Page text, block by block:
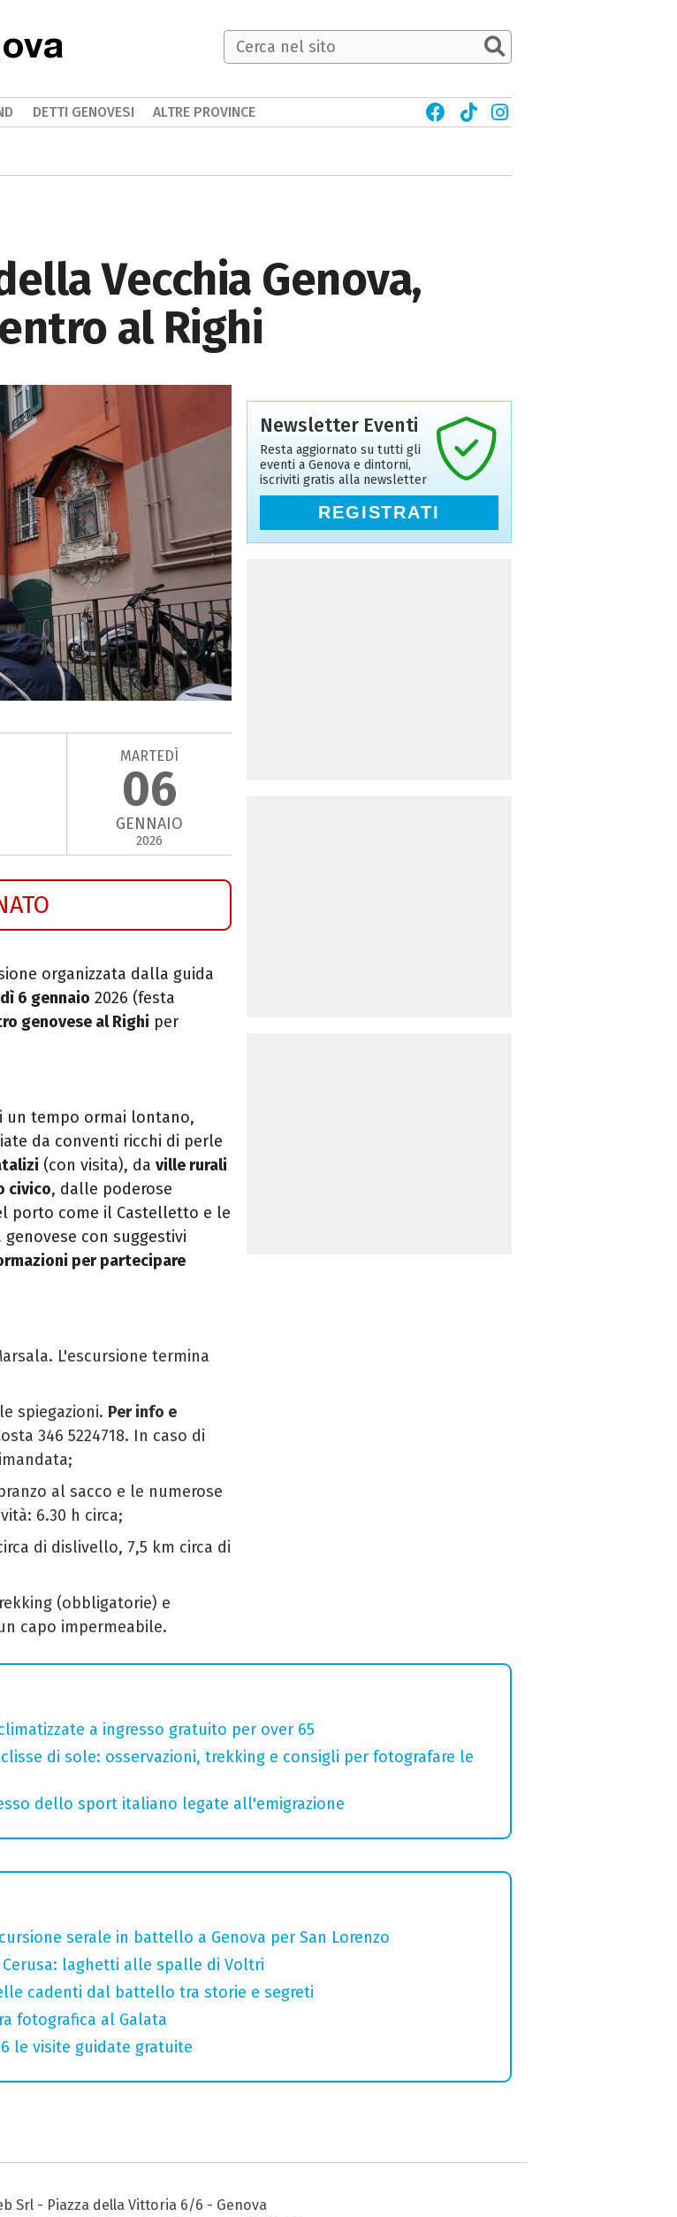
Vecchia Genova,
al Righi
MARTEDÌ
06
GENNAIO
2026
organizzata dalla guida
6 gennaio 2026 (festa
genovese al Righi per
un tempo ormai lontano,
da conventi ricchi di perle
(con visita), da ville rurali
civico, dalle poderose
porto come il Castelletto e le
con suggestivi
per partecipare
L'escursione termina
spiegazioni. Per info e
346 5224718. In caso di
al sacco e le numerose
6.30 h circa;
di dislivello, 7,5 km circa di
(obbligatorie) e
capo impermeabile.
Newsletter Eventi
Resta aggiornato su tutti gli
eventi a Genova e dintorni,
iscriviti gratis alla newsletter
REGISTRATI
a ingresso gratuito per over 65
di sole: osservazioni, trekking e consigli per fotografare le
dello sport italiano legate all'emigrazione
serale in battello a Genova per San Lorenzo
laghetti alle spalle di Voltri
cadenti dal battello tra storie e segreti
fotografica al Galata
le visite guidate gratuite
DETTI GENOVESI ALTRE PROVINCE
Srl - Piazza della Vittoria 6/6 - Genova